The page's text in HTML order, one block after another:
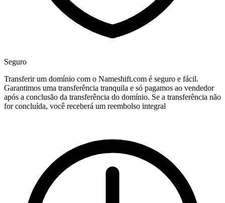
Seguro
Transferir um domínio com o Nameshift.com é seguro e fácil.
Garantimos uma transferência tranquila e só pagamos ao vendedor
após a conclusão da transferência do domínio. Se a transferência não
for concluída, você receberá um reembolso integral